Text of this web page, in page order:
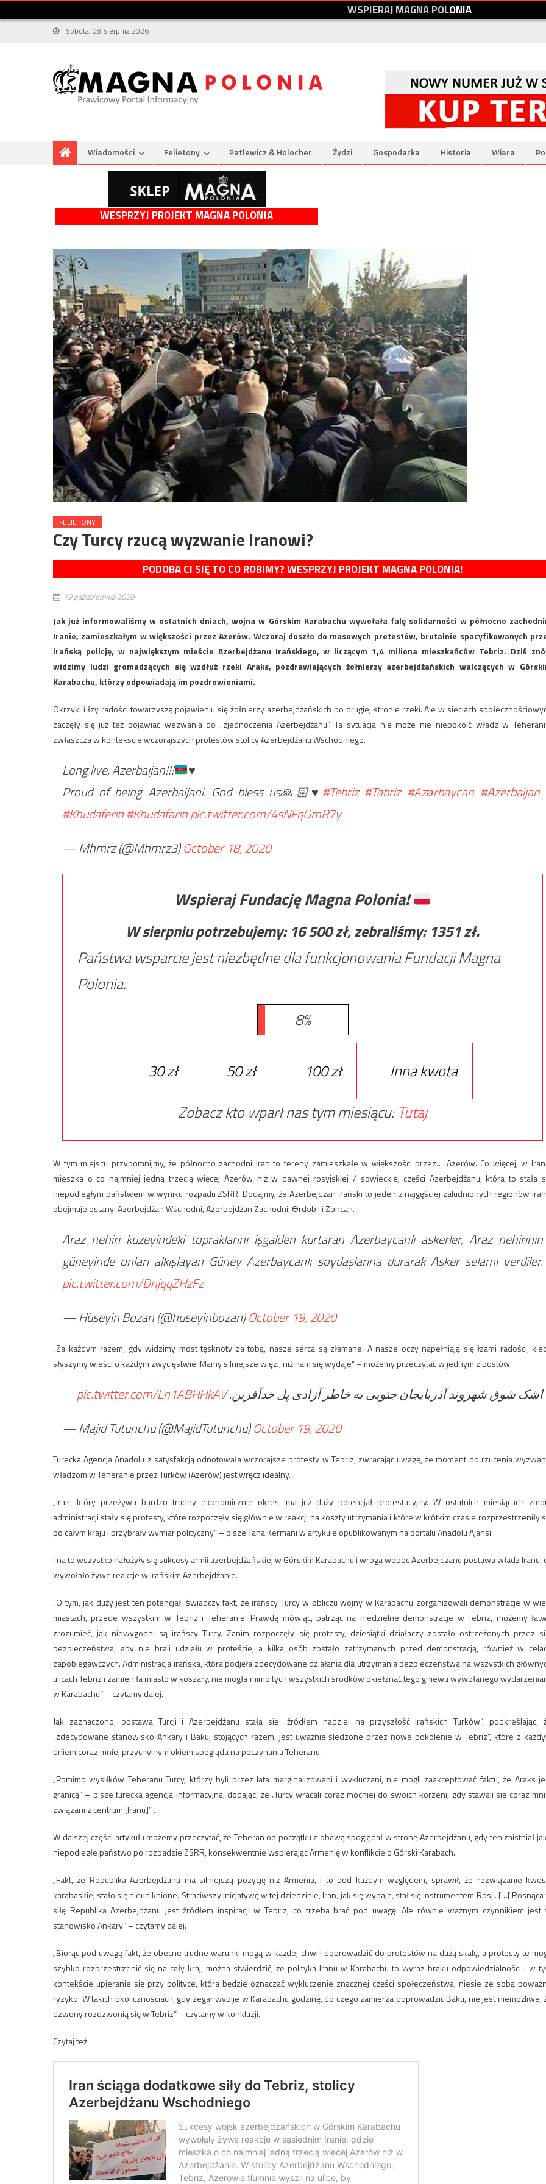
WSPIERAJMAGNAPOLONIA
Sobota, 08 Sierpnia 2026
Wiadomości Felietony Patlewicz & Holocher Żydzi Gospodarka Historia Wiara
WESPRZYJ PROJEKT MAGNA POLONIA
FELIETONY
Czy Turcy rzucą wyzwanie Iranowi?
PODOBA CI SIĘ TO CO ROBIMY? WESPRZYJ PROJEKT MAGNA POLONIA!
19 października 2020
Jak już informowaliśmy w ostatnich dniach, wojna w Górskim Karabachu wywołała falę solidarności w północno
Iranie, zamieszkałym w większości przez Azerów. Wczoraj doszło do masowych protestów, brutalnie spacyfikowanych
irańską policję, w największym mieście Azerbejdżanu Irańskiego, w liczącym 1,4 miliona mieszkańców Tebriz. Dziś
widzimy ludzi gromadzących się wzdłuż rzeki Araks, pozdrawiających żołnierzy azerbejdżańskich walczących w
Karabachu, którzy odpowiadają im pozdrowieniami.
Okrzyki i łzy radości towarzyszą pojawieniu się żołnierzy azerbejdżańskich po drugiej stronie rzeki. Ale w sieciach
zaczęły się już też pojawiać wezwania do „zjednoczenia Azerbejdżanu”. Ta sytuacja nie może nie niepokoić władz w
zwłaszcza w kontekście wczorajszych protestów stolicy Azerbejdżanu Wschodniego.
Long live, Azerbaijan!!!
♥️
Proud of being Azerbaijani. God bless us🙏🏻♥️ #Tebriz #Tabriz #Azərbaycan #Azerbaijan
#Khudaferin#Khudafarinpic.twitter.com/4sNFqOmR7y
— Mhmrz (@Mhmrz3)October 18, 2020
Wspieraj Fundację Magna Polonia!
W sierpniu potrzebujemy: 16 500zł, zebraliśmy: 1351zł.
Państwa wsparcie jest niezbędne dla funkcjonowania Fundacji Magna
Polonia.
8%
30 zł 50 zł 100 zł
Inna kwota
Zobacz kto wparł nas tym miesiącu: Tutaj
W tym miejscu przypomnijmy, że północno zachodni Iran to tereny zamieszkałe w większości przez… Azerów. Co więcej, w
mieszka o co najmniej jedną trzecią więcej Azerów niż w dawnej rosyjskiej / sowieckiej części Azerbejdżanu, która to stała
niepodległym państwem w wyniku rozpadu ZSRR. Dodajmy, że Azerbejdżan Irański to jeden z najgęściej zaludnionych regionów
obejmuje ostany: Azerbejdżan Wschodni, Azerbejdżan Zachodni, Ərdəbil i Zəncan.
Araz nehiri kuzeyindeki topraklarını işgalden kurtaran Azerbaycanlı askerler, Araz nehirinin
güneyinde onları alkışlayan Güney Azerbaycanlı soydaşlarına durarak Asker selamı verdiler.
pic.twitter.com/DnjqqZHzFz
— Hüseyin Bozan (@huseyinbozan)October 19, 2020
„Za każdym razem, gdy widzimy most tęsknoty za tobą, nasze serca są złamane. A nasze oczy napełniają się łzami radości,
słyszymy wieści o każdym zwycięstwie. Mamy silniejsze więzi, niż nam się wydaje” – możemy przeczytać w jednym z postów.
اشک شوق شهروند آذربایجان جنوبی به خاطر آزادی پل خدآفرین.pic.twitter.com/Ln1ABHHkAV
— Majid Tutunchu (@MajidTutunchu)October 19, 2020
Turecka Agencja Anadolu z satysfakcją odnotowała wczorajsze protesty w Tebriz, zwracając uwagę, że moment do rzucenia
władzom w Teheranie przez Turków (Azerów) jest wręcz idealny.
„Iran, który przeżywa bardzo trudny ekonomicznie okres, ma już duży potencjał protestacyjny. W ostatnich miesiącach
administracji stały się protesty, które rozpoczęły się głównie w reakcji na koszty utrzymania i które w krótkim czasie rozprzestrzeniły
po całym kraju i przybrały wymiar polityczny” – pisze Taha Kermani w artykule opublikowanym na portalu Anadolu Ajansi.
I na to wszystko nałożyły się sukcesy armii azerbejdżańskiej w Górskim Karabachu i wroga wobec Azerbejdżanu postawa władz Iranu,
wywołało żywe reakcje w Irańskim Azerbejdżanie.
„O tym, jak duży jest ten potencjał, świadczy fakt, że irańscy Turcy w obliczu wojny w Karabachu zorganizowali demonstracje w
miastach, przede wszystkim w Tebriz i Teheranie. Prawdę mówiąc, patrząc na niedzielne demonstracje w Tebriz, możemy
zrozumieć, jak niewygodni są irańscy Turcy. Zanim rozpoczęły się protesty, dziesiątki działaczy zostało ostrzeżonych przez
bezpieczeństwa, aby nie brali udziału w proteście, a kilka osób zostało zatrzymanych przed demonstracją, również w
zapobiegawczych. Administracja irańska, która podjęła zdecydowane działania dla utrzymania bezpieczeństwa na wszystkich
ulicach Tebriz i zamieniła miasto w koszary, nie mogła mimo tych wszystkich środków okiełznać tego gniewu wywołanego
w Karabachu” – czytamy dalej.
Jak zaznaczono, postawa Turcji i Azerbejdżanu stała się „źródłem nadziei na przyszłość irańskich Turków”, podkreślając,
„zdecydowane stanowisko Ankary i Baku, stojących razem, jest uważnie śledzone przez nowe pokolenie w Tebriz”, które z
dniem coraz mniej przychylnym okiem spogląda na poczynania Teheranu.
„Pomimo wysiłków Teheranu Turcy, którzy byli przez lata marginalizowani i wykluczani, nie mogli zaakceptować faktu, że Araks
granicą” – pisze turecka agencja informacyjna, dodając, że „Turcy wracali coraz mocniej do swoich korzeni, gdy stawali się coraz
związani z centrum [Iranu]” .
W dalszej części artykułu możemy przeczytać, że Teheran od początku z obawą spoglądał w stronę Azerbejdżanu, gdy ten zaistniał
niepodległe państwo po rozpadzie ZSRR, konsekwentnie wspierając Armenię w konflikcie o Górski Karabach.
„Fakt, że Republika Azerbejdżanu ma silniejszą pozycję niż Armenia, i to pod każdym względem, sprawił, że rozwiązanie
karabaskiej stało się nieuniknione. Straciwszy inicjatywę w tej dziedzinie, Iran, jak się wydaje, stał się instrumentem Rosji. […[ Rosnąca
siłę Republika Azerbejdżanu jest źródłem inspiracji w Tebriz, co trzeba brać pod uwagę. Ale równie ważnym czynnikiem jest
stanowisko Ankary” – czytamy dalej.
„Biorąc pod uwagę fakt, że obecne trudne warunki mogą w każdej chwili doprowadzić do protestów na dużą skalę, a protesty te
szybko rozprzestrzenić się na cały kraj, można stwierdzić, że polityka Iranu w Karabachu to wyraz braku odpowiedzialności i w
kontekście upieranie się przy polityce, która będzie oznaczać wykluczenie znacznej części społeczeństwa, niesie ze sobą
ryzyko. W takich okolicznościach, gdy zegar wybije w Karabachu godzinę, do czego zamierza doprowadzić Baku, nie jest niemożliwe,
dzwony rozdzwonią się w Tebriz” – czytamy w konkluzji.
Czytaj też: